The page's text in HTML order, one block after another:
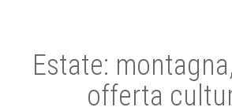
Estate:
offerta